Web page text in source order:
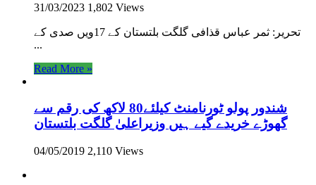
31/03/2023 1,802 Views
تحریر: ثمر عباس قذافی گلگت بلتستان کے 17ویں صدی کے
...
Read More »
شندور پولو ٹورنامنٹ کیلئے80 لاکھ کی رقم سے
گھوڑے خریدے گیے ہیں وزیراعلیٰ گلگت بلتستان
04/05/2019 2,110 Views